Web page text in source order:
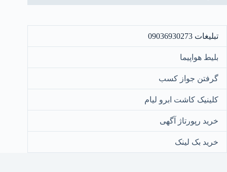
تبلیغات 09036930273
بلیط هواپیما
گرفتن جواز کسب
کلینیک کاشت ابرو لیام
خرید رپورتاژ آگهی
خرید بک لینک